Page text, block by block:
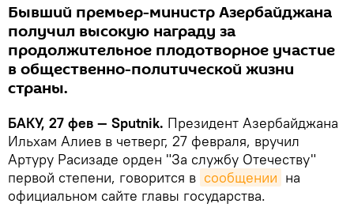
Бывший премьер-министр Азербайджана
получил высокую награду за
продолжительное плодотворное участие
в общественно-политической жизни
страны.
БАКУ, 27 фев — Sputnik. Президент Азербайджана
Ильхам Алиев в четверг, 27 февраля, вручил
Артуру Расизаде орден "За службу Отечеству"
первой степени, говорится в сообщении на
официальном сайте главы государства.